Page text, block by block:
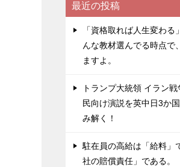
最近の投稿
「資格取れば人生変わる
んな教材選んでる時点で
ますよ。
トランプ大統領 イラン
民向け演説を英中日3か
み解く！
駐在員の高給は「給料」
社の賠償責任」である。